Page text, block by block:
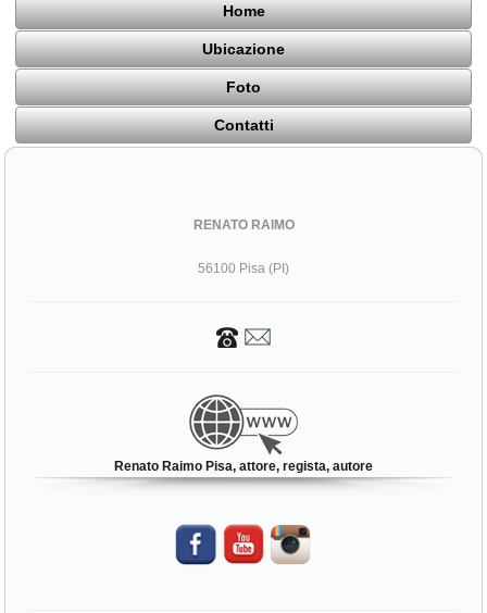
Home
Ubicazione
Foto
Contatti
RENATO RAIMO
56100 Pisa (PI)
Renato Raimo Pisa, attore, regista, autore